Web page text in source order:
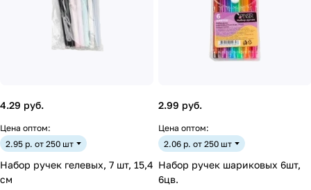
4.29 руб.
Цена оптом:
2.95 р. от 250 шт
Набор ручек гелевых, 7 шт, 15,4
см
2.99 руб.
Цена оптом:
2.06 р. от 250 шт
Набор ручек шариковых 6шт,
6цв.